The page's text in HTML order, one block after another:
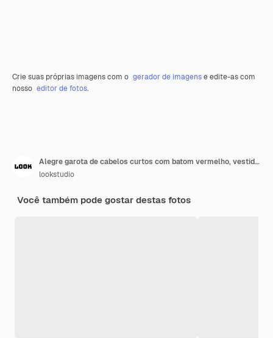
Crie suas próprias imagens com o gerador de imagense edite-as com
nosso editor de fotos.
Alegre garota de cabelos curtos com batom vermelho, vestida com um casaco brilhante e chapéu branco faz selfie contra o windows.
lookstudio
Você também pode gostar destas fotos